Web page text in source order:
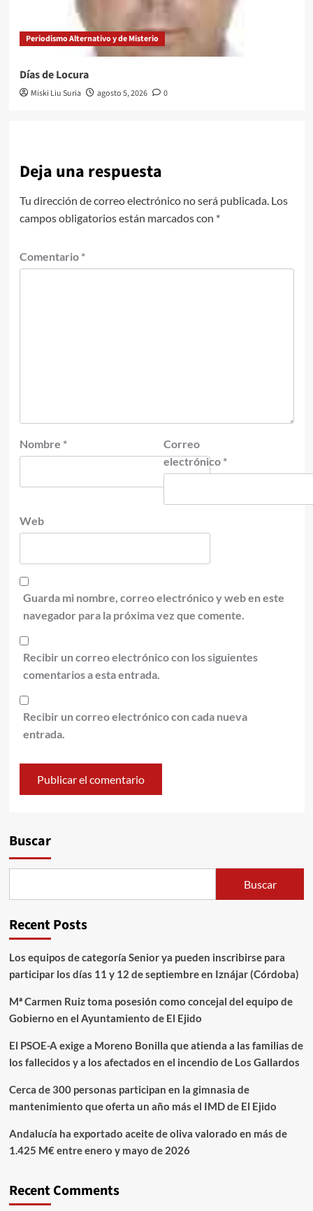
Periodismo Alternativo y de Misterio
Días de Locura
Miski Liu Suria agosto 5, 2026 0
Deja una respuesta
Tu dirección de correo electrónico no será publicada. Los
campos obligatorios están marcados con *
Comentario *
Nombre *
Correo
electrónico *
Web
Guarda mi nombre, correo electrónico y web en este
navegador para la próxima vez que comente.
Recibir un correo electrónico con los siguientes
comentarios a esta entrada.
Recibir un correo electrónico con cada nueva
entrada.
Buscar
Buscar
Recent Posts
Los equipos de categoría Senior ya pueden inscribirse para
participar los días 11 y 12 de septiembre en Iznájar (Córdoba)
Mª Carmen Ruiz toma posesión como concejal del equipo de
Gobierno en el Ayuntamiento de El Ejido
El PSOE-A exige a Moreno Bonilla que atienda a las familias de
los fallecidos y a los afectados en el incendio de Los Gallardos
Cerca de 300 personas participan en la gimnasia de
mantenimiento que oferta un año más el IMD de El Ejido
Andalucía ha exportado aceite de oliva valorado en más de
1.425 M€ entre enero y mayo de 2026
Recent Comments